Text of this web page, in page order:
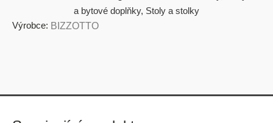
a bytové doplňky, Stoly a stolky
Výrobce: BIZZOTTO